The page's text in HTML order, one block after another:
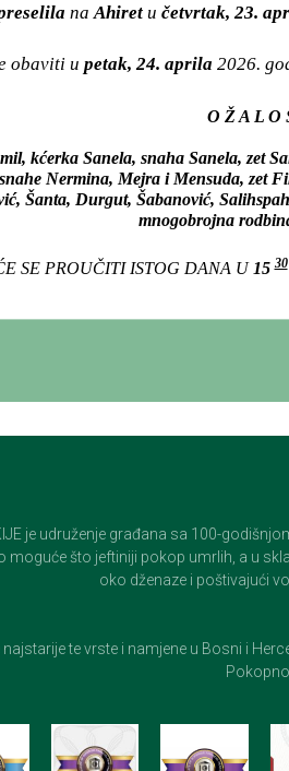
naAhiret u četvrtak, 23.
obaviti u petak, 24. aprila 2026.
O Ž A L O
kćerka Sanela, snaha Sanela, zet
Nermina, Mejra i Mensuda, zet
Šanta, Durgut, Šabanović,
mnogobrojna
SE PROUČITI ISTOG DANA U 1530
je udruženje građana sa 100-
moguće što jeftiniji pokop umrlih, a u
oko dženaze i poštivajući
te vrste i namjene u Bosni i